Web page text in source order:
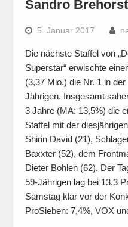
Sandro
5. Januar 2017
Die nächste Staffel von
Superstar“ erwischte
(3,37 Mio.) die Nr. 1 in
Jährigen. Insgesamt
3 Jahre (MA: 13,5%) die
Staffel mit der
Shirin David (21),
Baxxter (52), dem
Dieter Bohlen (62). Der
59-Jährigen lag bei 13,3
Samstag klar vor der
ProSieben: 7,4%, VOX